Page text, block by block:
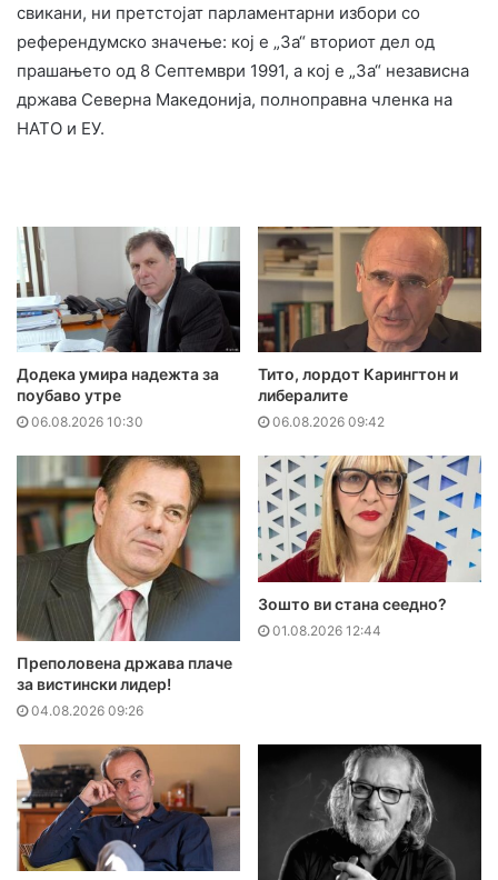
свикани, ни претстојат парламентарни избори со
референдумско значење: кој е „За“ вториот дел од
прашањето од 8 Септември 1991, а кој е „За“ независна
држава Северна Македонија, полноправна членка на
НАТО и ЕУ.
Додека умира надежта за
поубаво утре
06.08.2026 10:30
Тито, лордот Карингтон и
либералите
06.08.2026 09:42
Преполовена држава плаче
за вистински лидер!
04.08.2026 09:26
Зошто ви стана сеедно?
01.08.2026 12:44